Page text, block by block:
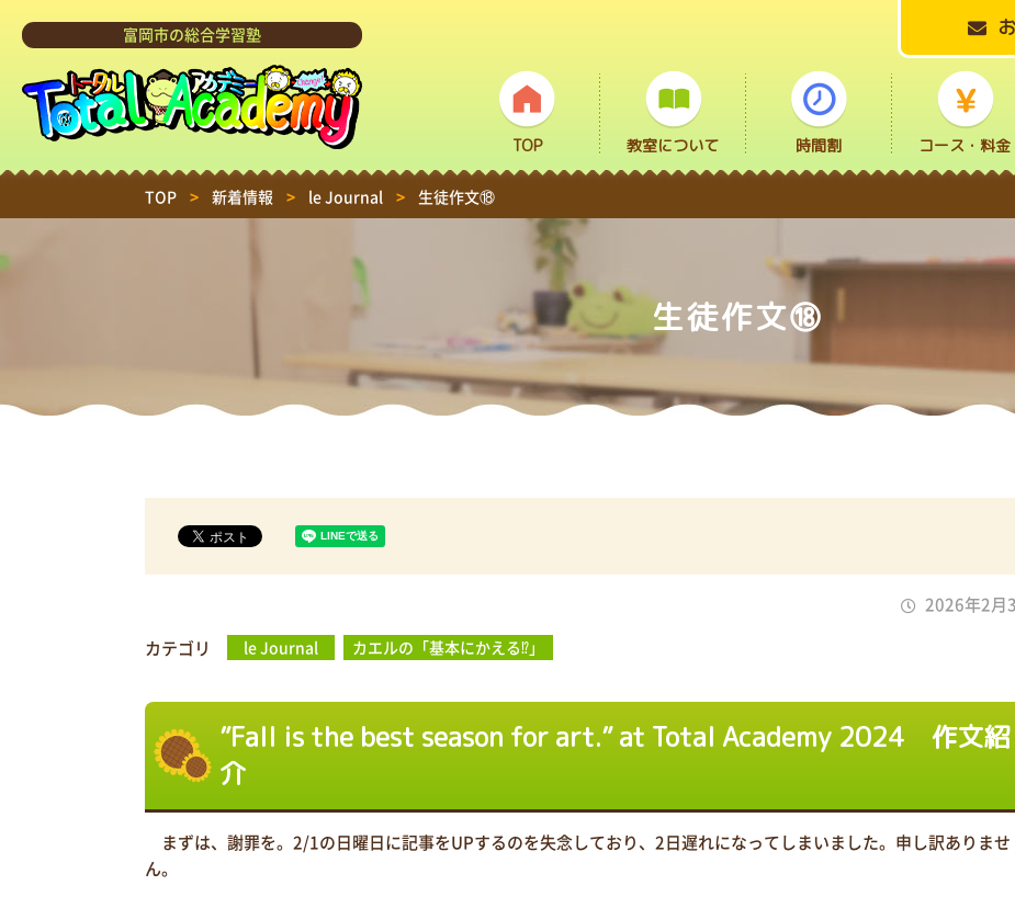
富岡市の総合学習塾
TOP 教室について 時間割 コース・料金
TOP > 新着情報 > le Journal > 生徒作文⑱
生徒作文⑱
2026年2月
カテゴリ
le Journal カエルの「基本にかえる⁉」
”Fall is the best season for art.” at Total Academy 2024 作文紹
介
まずは、謝罪を。2/1の日曜日に記事をUPするのを失念しており、2日遅れになってしまいました。申し訳ありませ
ん。